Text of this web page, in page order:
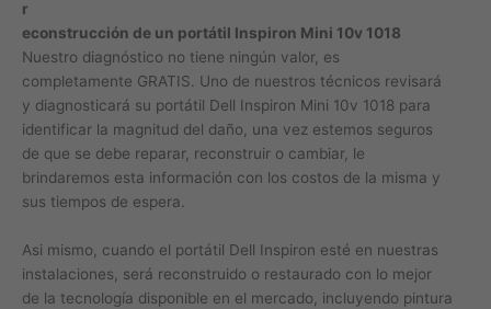
r
econstrucción de un portátil Inspiron Mini 10v 1018
Nuestro diagnóstico no tiene ningún valor, es
completamente GRATIS. Uno de nuestros técnicos revisará
y diagnosticará su portátil Dell Inspiron Mini 10v 1018 para
identificar la magnitud del daño, una vez estemos seguros
de que se debe reparar, reconstruir o cambiar, le
brindaremos esta información con los costos de la misma y
sus tiempos de espera.
Asi mismo, cuando el portátil Dell Inspiron esté en nuestras
instalaciones, será reconstruido o restaurado con lo mejor
de la tecnología disponible en el mercado, incluyendo pintura